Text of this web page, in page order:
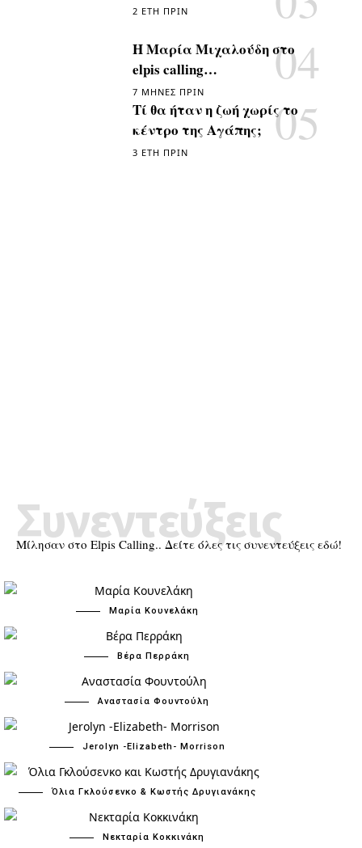
2 ΈΤΗ ΠΡΙΝ
Η Μαρία Μιχαλούδη στο
elpis calling…
7 ΜΉΝΕΣ ΠΡΙΝ
Τί θα ήταν η ζωή χωρίς το
κέντρο της Αγάπης;
3 ΈΤΗ ΠΡΙΝ
Μίλησαν στο Elpis Calling.. Δείτε όλες τις συνεντεύξεις εδώ!
Συνεντεύξεις
Μαρία Κουνελάκη
Βέρα Περράκη
Αναστασία Φουντούλη
Jerolyn -Elizabeth- Morrison
Όλια Γκλούσενκο & Κωστής Δρυγιανάκης
Νεκταρία Κοκκινάκη